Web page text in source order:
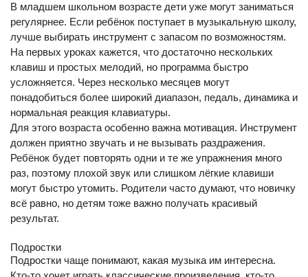
В младшем школьном возрасте дети уже могут заниматься
регулярнее. Если ребёнок поступает в музыкальную школу,
лучше выбирать инструмент с запасом по возможностям.
На первых уроках кажется, что достаточно нескольких
клавиш и простых мелодий, но программа быстро
усложняется. Через несколько месяцев могут
понадобиться более широкий диапазон, педаль, динамика и
нормальная реакция клавиатуры.
Для этого возраста особенно важна мотивация. Инструмент
должен приятно звучать и не вызывать раздражения.
Ребёнок будет повторять одни и те же упражнения много
раз, поэтому плохой звук или слишком лёгкие клавиши
могут быстро утомить. Родители часто думают, что новичку
всё равно, но детям тоже важно получать красивый
результат.
Подростки
Подростки чаще понимают, какая музыка им интересна.